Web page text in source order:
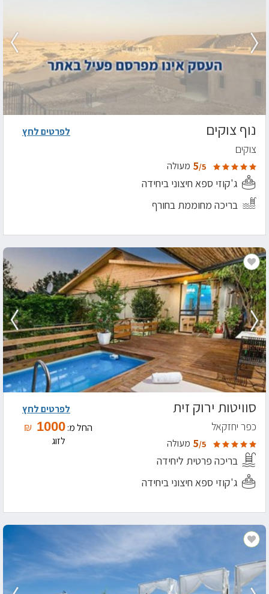
נוף צוקים
צוקים
5/5 מעולה
ג'קוזי ספא חיצוני ביחידה
בריכה מחוממת בחורף
לפרטים לחץ
סוויטות ירוק זית
כפר יחזקאל
5/5 מעולה
בריכה פרטית ליחידה
ג'קוזי ספא חיצוני ביחידה
החל מ:1000
₪
לזוג
לפרטים לחץ